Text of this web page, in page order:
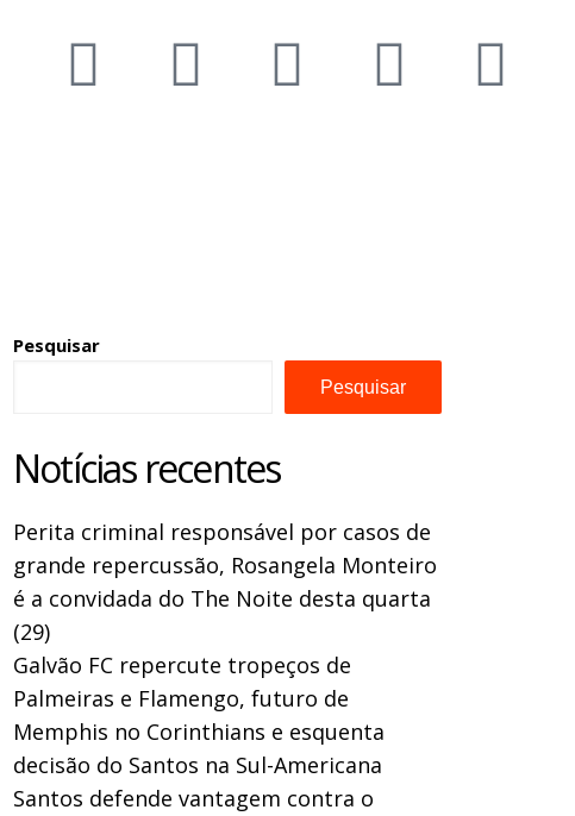
Pesquisar
Pesquisar
Notícias recentes
Perita criminal responsável por casos de
grande repercussão, Rosangela Monteiro
é a convidada do The Noite desta quarta
(29)
Galvão FC repercute tropeços de
Palmeiras e Flamengo, futuro de
Memphis no Corinthians e esquenta
decisão do Santos na Sul-Americana
Santos defende vantagem contra o